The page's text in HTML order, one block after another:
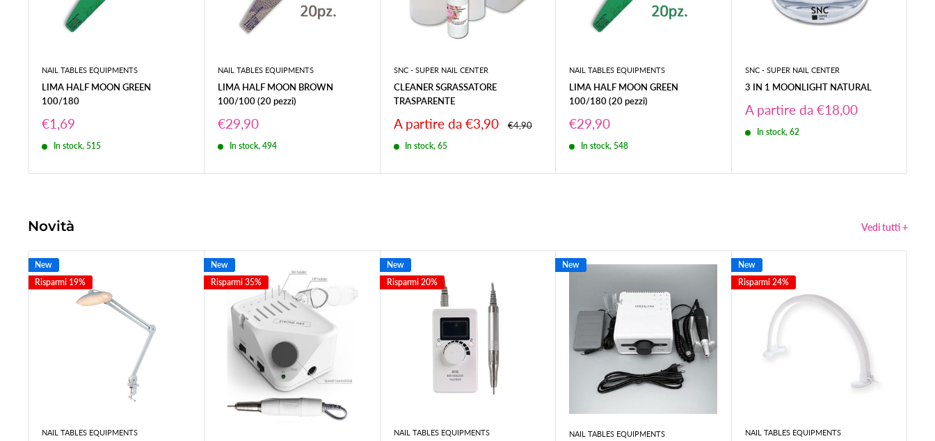
NAIL TABLES EQUIPMENTS
LIMA HALF MOON GREEN
100/180
Prezzo
scontato
€1,69
In stock, 515
NAIL TABLES EQUIPMENTS
LIMA HALF MOON BROWN
100/100 (20 pezzi)
Prezzo
scontato
€29,90
In stock, 494
SNC - SUPER NAIL CENTER
CLEANER SGRASSATORE
TRASPARENTE
Prezzo
scontato
A partire da €3,90 Prezzo
€4,90
In stock, 65
NAIL TABLES EQUIPMENTS
LIMA HALF MOON GREEN
100/180 (20 pezzi)
Prezzo
scontato
€29,90
In stock, 548
SNC - SUPER NAIL CENTER
3 IN 1 MOONLIGHT NATURAL
Prezzo
scontato
A partire da €18,00
In stock, 62
Novità Vedi tutti +
New
Risparmi 19%
NAIL TABLES EQUIPMENTS
New
Risparmi 35%
New
Risparmi 20%
NAIL TABLES EQUIPMENTS
New
NAIL TABLES EQUIPMENTS
New
Risparmi 24%
NAIL TABLES EQUIPMENTS